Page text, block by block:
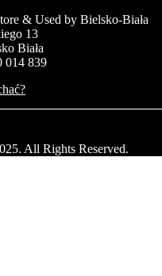
& Used by Bielsko-Biała
13
Biała
014 839
All Rights Reserved.